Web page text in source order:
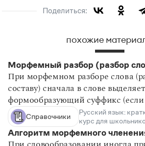
прилагательных
Классификация и признаки
Степени сравнения
/ -е
Категория состояния
Морфологический разбор
Глагол
Неопределенная форма глагола
Поделиться:
похожие
Морфемный разбор (разбор
При морфемном разборе слова
составу) сначала в слове
формообразующий суффикс (если
подчеркивается основа. После этого основа слова
разбивается на морфемы. Как мы уже говорили,
возможны два противоположных
Справочники
Русский язык:
курс для
Алгоритм морфемного